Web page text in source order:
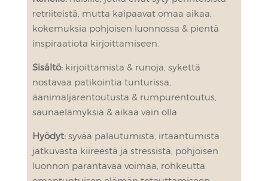
retriiteistä, mutta kaipaavat omaa aikaa,
kokemuksia pohjoisen luonnossa & pientä
inspiraatiota kirjoittamiseen.
Sisältö:kirjoittamista & runoja, sykettä
nostavaa patikointia tunturissa,
äänimaljarentoutusta & rumpurentoutus,
saunaelämyksiä & aikaa vain olla
Hyödyt:syvää palautumista, irtaantumista
jatkuvasta kiireestä ja stressistä, pohjoisen
luonnon parantavaa voimaa, rohkeutta